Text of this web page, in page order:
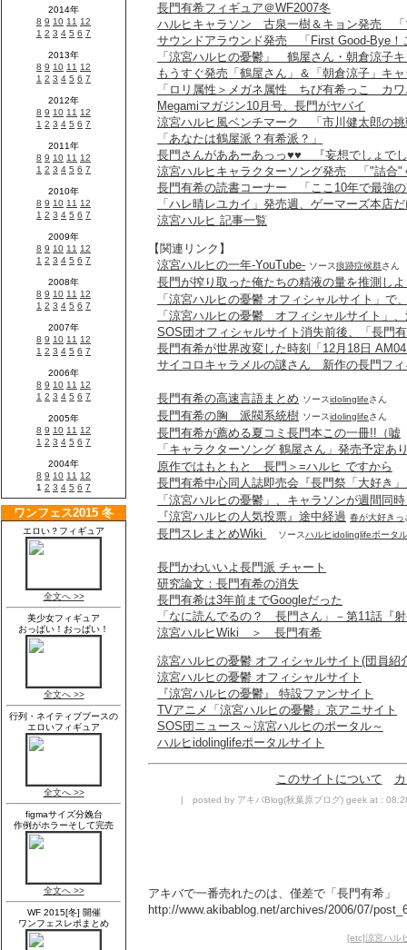
長門有希フィギュア＠WF2007冬
ハルヒキャラソン 古泉一樹＆キョン発売 「
サウンドアラウンド発売 「First Good-Bye！
「涼宮ハルヒの憂鬱」 鶴屋さん・朝倉涼子
もうすぐ発売「鶴屋さん」＆「朝倉涼子」キ
「ロリ属性＞メガネ属性 ちび有希っこ カワ
Megamiマガジン10月号、長門がヤバイ
涼宮ハルヒ風ベンチマーク 「市川健太郎の挑
「あなたは鶴屋派？有希派？」
長門さんがああーあっっ♥♥ 『妄想でしょで
涼宮ハルヒキャラクターソング発売 「"詰合"
長門有希の読書コーナー 「ここ10年で最強
「ハレ晴レユカイ」発売週、ゲーマーズ本店
涼宮ハルヒ 記事一覧
【関連リンク】
涼宮ハルヒの一年-YouTube- ソース痕跡症候群さん
長門が搾り取った俺たちの精液の量を推測し
「涼宮ハルヒの憂鬱 オフィシャルサイト」で
「涼宮ハルヒの憂鬱 オフィシャルサイト」
SOS団オフィシャルサイト消失前後、「長門
長門有希が世界改変した時刻「12月18日
サイコロキャラメルの謎さん 新作の長門フィ
長門有希の高速言語まとめ ソースidolinglifeさん
長門有希の胸 派閥系統樹 ソースidolinglifeさん
長門有希が薦める夏コミ長門本この一冊!!（嘘
「キャラクターソング 鶴屋さん」発売予定あ
原作ではもともと 長門＞=ハルヒ ですから
長門有希中心同人誌即売会『長門祭「大好き
「涼宮ハルヒの憂鬱」、キャラソンが週間同
『涼宮ハルヒの人気投票』途中経過 春が大好きっ
長門スレまとめWiki ソースハルヒidolinglifeポータ
長門かわいいよ長門派 チャート
研究論文：長門有希の消失
長門有希は3年前までGoogleだった
「なに読んでるの？ 長門さん」－第11話『
涼宮ハルヒWiki ＞ 長門有希
涼宮ハルヒの憂鬱 オフィシャルサイト(団員
涼宮ハルヒの憂鬱 オフィシャルサイト
『涼宮ハルヒの憂鬱』 特設ファンサイト
TVアニメ「涼宮ハルヒの憂鬱」京アニサイト
SOS団ニュース～涼宮ハルヒのポータル～
ハルヒidolinglifeポータルサイト
このサイトについて
| posted by アキバBlog(秋葉原ブログ) geek at :
アキバで一番売れたのは、僅差で「長門有希」
http://www.akibablog.net/archives/2006/07/
[etc]涼宮ハル